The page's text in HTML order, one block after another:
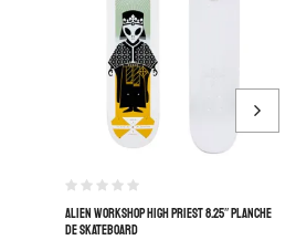
ALIEN WORKSHOP HIGH PRIEST 8.25″ PLANCHE
DE SKATEBOARD